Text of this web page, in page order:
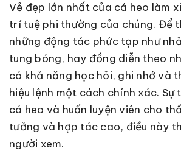
Vẻ đẹp lớn nhất của cá heo làm
trí tuệ phi thường của chúng. Để
những động tác phức tạp như
tung bóng, hay đồng diễn theo
có khả năng học hỏi, ghi nhớ và
hiệu lệnh một cách chính xác.
cá heo và huấn luyện viên cho
tưởng và hợp tác cao, điều này
người xem.